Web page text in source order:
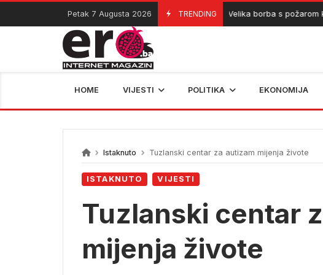
Skip
content
Petak 7 Augusta 2026 TRENDING
07/08/2026 Velika borba s požarom kod
HOME VIJESTI POLITIKA EKONOMIJA
Istaknuto Tuzlanski centar za autizam mijenja živote
ISTAKNUTO VIJESTI
Tuzlanski centar
mijenja živote